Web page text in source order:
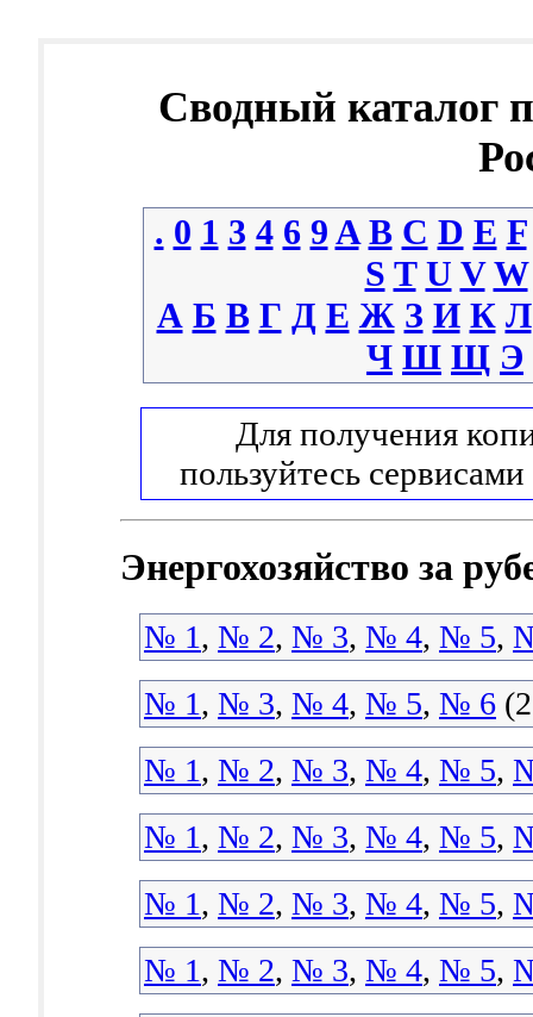
Сводный каталог
. 0 1 3 4 6 9 A B C D E F
S T U V W
А Б В Г Д Е Ж З И К Л
Ч Ш Щ Э
Для получения
пользуйтесь сервисами
Энергохозяйство за
№ 1, № 2, № 3, № 4, № 5,
№ 1, № 3, № 4, № 5, № 6
№ 1, № 2, № 3, № 4, № 5,
№ 1, № 2, № 3, № 4, № 5,
№ 1, № 2, № 3, № 4, № 5,
№ 1, № 2, № 3, № 4, № 5,